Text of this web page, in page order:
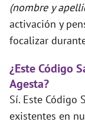
(nombre y
activación y
focalizar
¿Este Código
Agesta?
Sí. Este Código
existentes en